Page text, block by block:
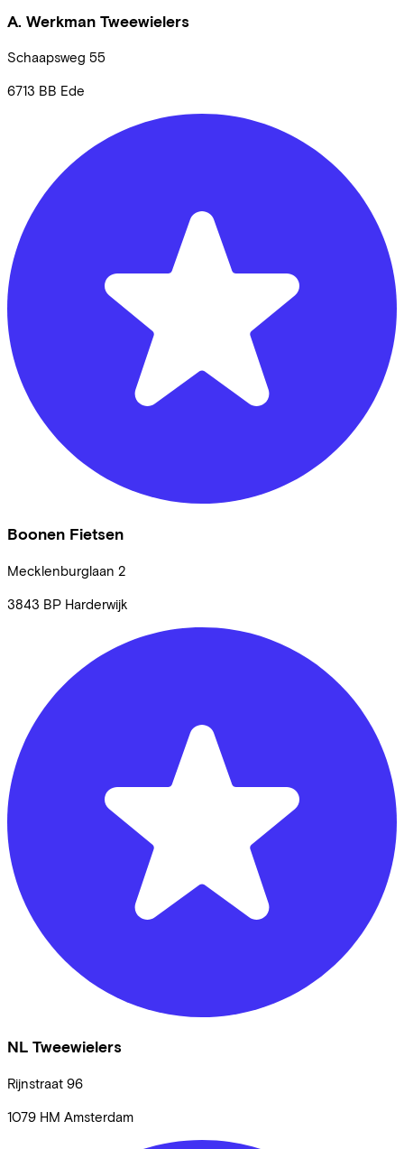
A. Werkman Tweewielers
Schaapsweg 55
6713 BB Ede
Boonen Fietsen
Mecklenburglaan 2
3843 BP Harderwijk
NL Tweewielers
Rijnstraat 96
1079 HM Amsterdam